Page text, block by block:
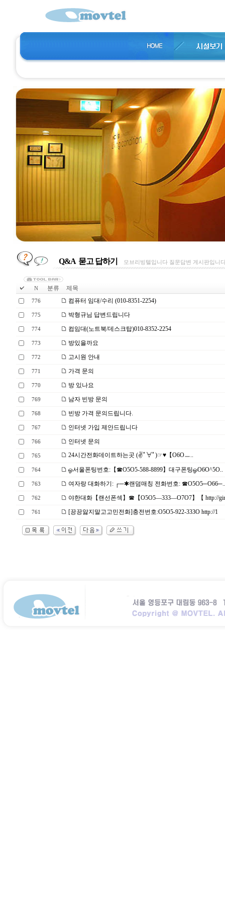
Q&A 묻고 답하기 모브리빙텔입니다 질문답변 게시판입니
N 분류 제목
776 컴퓨터 임대/수리 (010-8351-2254)
775 박형규님 답변드립니다
774 컴임대(노트북/데스크탑)010-8352-2254
773 방있을까요
772 고시원 안내
771 가격 문의
770 방 있나요
769 남자 빈방 문의
768 빈방 가격 문의드립니다.
767 인터넷 가입 제안드립니다
766 인터넷 문의
765 24시간전화데이트하는곳 (✌ﾟ∀ﾟ)☞♥【O6Oㅡ..
764 ஓ서울폰팅번호:【☎O5O5-588-8899】대구폰팅ஓO6O^5O..
763 여자랑 대화하기: ┌─✱랜덤매칭 전화번호:
762 야한대화【랜선폰섹】☎【O5O5―333―O7O7】【 http://
761 [끙끙앓지말고고민전화]충전번호:O5O5-922-333O http://1